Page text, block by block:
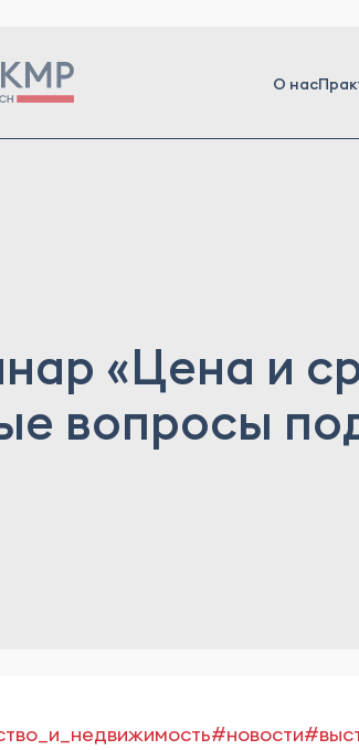
О нас
«Цена и
вопросы
#новости